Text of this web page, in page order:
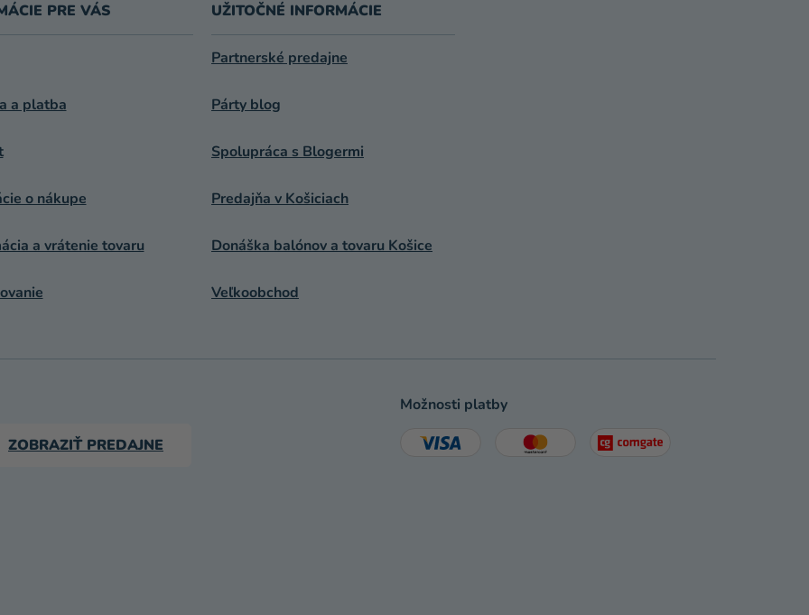
Y
V
Ý
S
PRE VÁS
a platba
o nákupe
a vrátenie tovaru
UŽITOČNÉ INFORMÁCIE
Partnerské predajne
Párty blog
Spolupráca s Blogermi
Predajňa v Košiciach
Donáška balónov a tovaru Košice
Veľkoobchod
ZOBRAZIŤ PREDAJNE
Možnosti platby